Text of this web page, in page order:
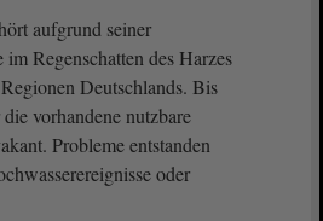
aufgrund seiner
Regenschatten des Harzes
Deutschlands. Bis
vorhandene nutzbare
Probleme entstanden
oder